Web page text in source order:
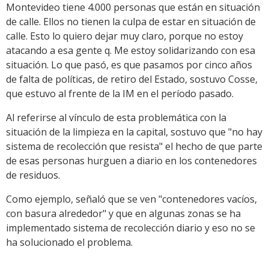
Montevideo tiene 4.000 personas que están en situación
de calle. Ellos no tienen la culpa de estar en situación de
calle. Esto lo quiero dejar muy claro, porque no estoy
atacando a esa gente q. Me estoy solidarizando con esa
situación. Lo que pasó, es que pasamos por cinco años
de falta de políticas, de retiro del Estado, sostuvo Cosse,
que estuvo al frente de la IM en el período pasado.
Al referirse al vínculo de esta problemática con la
situación de la limpieza en la capital, sostuvo que "no hay
sistema de recolección que resista" el hecho de que parte
de esas personas hurguen a diario en los contenedores
de residuos.
Como ejemplo, señaló que se ven "contenedores vacíos,
con basura alrededor" y que en algunas zonas se ha
implementado sistema de recolección diario y eso no se
ha solucionado el problema.